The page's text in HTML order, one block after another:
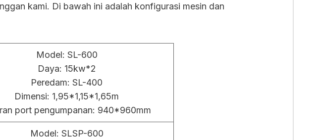
kami. Di bawah ini adalah konfigurasi mesin dan
Model: SL-600
Daya: 15kw*2
Peredam: SL-400
Dimensi: 1,95*1,15*1,65m
port pengumpanan: 940*960mm
Model: SLSP-600